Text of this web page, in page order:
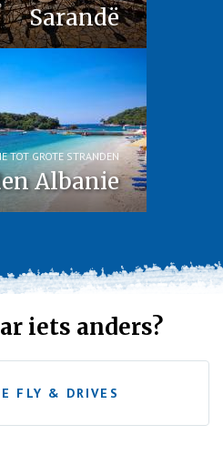
Sarandë
Albanie
TOT GROTE STRANDEN
iets anders?
FLY & DRIVES